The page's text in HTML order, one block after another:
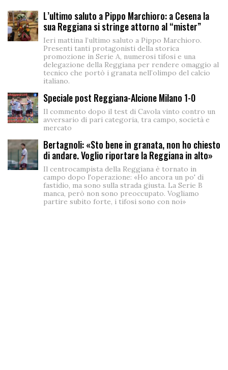
L’ultimo saluto a Pippo Marchioro: a Cesena la
sua Reggiana si stringe attorno al “mister”
Ieri mattina l’ultimo saluto a Pippo Marchioro.
Presenti tanti protagonisti della storica
promozione in Serie A, numerosi tifosi e una
delegazione della Reggiana per rendere omaggio al
tecnico che portò i granata nell’olimpo del calcio
italiano.
Speciale post Reggiana-Alcione Milano 1-0
Il commento dopo il test di Cavola vinto contro un
avversario di pari categoria, tra campo, società e
mercato
Bertagnoli: «Sto bene in granata, non ho chiesto
di andare. Voglio riportare la Reggiana in alto»
Il centrocampista della Reggiana è tornato in
campo dopo l'operazione: «Ho ancora un po' di
fastidio, ma sono sulla strada giusta. La Serie B
manca, però non sono preoccupato. Vogliamo
partire subito forte, i tifosi sono con noi»